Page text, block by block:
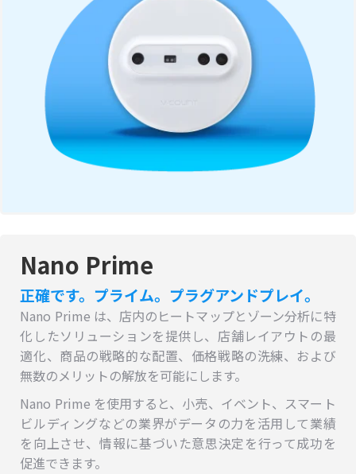
Nano Prime
正確です。プライム。プラグアンドプレイ。
Nano Prime は、店内のヒートマップとゾーン分析に特
化したソリューションを提供し、店舗レイアウトの最
適化、商品の戦略的な配置、価格戦略の洗練、および
無数のメリットの解放を可能にします。
Nano Prime を使用すると、小売、イベント、スマート
ビルディングなどの業界がデータの力を活用して業績
を向上させ、情報に基づいた意思決定を行って成功を
促進できます。